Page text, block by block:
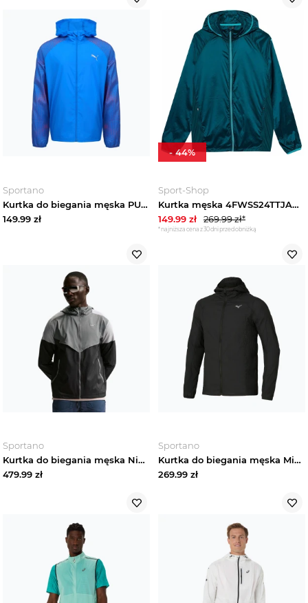
Sportano
Kurtka do biegania męska PUMA Run Favorite Woven Jacket blue / fire orchid
149.99 zł
Sport-Shop
Kurtka męska 4FWSS24TTJAM433 4F Niebieski
149.99 zł 269.99zł*
*najniższa cena z 30 dni przed obniżką
- 44%
Sportano
Kurtka do biegania męska Nike Impossibly Light Windrunner smoke grey / wolf grey / black
479.99 zł
Sportano
Kurtka do biegania męska Mizuno Tech Light Hooded black
269.99 zł